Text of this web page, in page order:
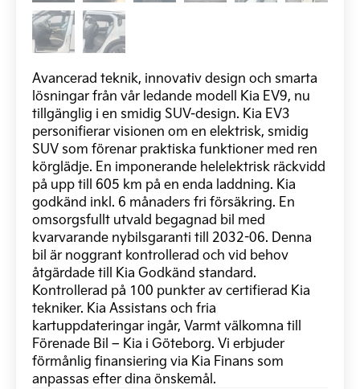
Avancerad teknik, innovativ design och smarta
lösningar från vår ledande modell Kia EV9, nu
tillgänglig i en smidig SUV-design. Kia EV3
personifierar visionen om en elektrisk, smidig
SUV som förenar praktiska funktioner med ren
körglädje. En imponerande helelektrisk räckvidd
på upp till 605 km på en enda laddning. Kia
godkänd inkl. 6 månaders fri försäkring. En
omsorgsfullt utvald begagnad bil med
kvarvarande nybilsgaranti till 2032-06. Denna
bil är noggrant kontrollerad och vid behov
åtgärdade till Kia Godkänd standard.
Kontrollerad på 100 punkter av certifierad Kia
tekniker. Kia Assistans och fria
kartuppdateringar ingår, Varmt välkomna till
Förenade Bil – Kia i Göteborg. Vi erbjuder
förmånlig finansiering via Kia Finans som
anpassas efter dina önskemål.